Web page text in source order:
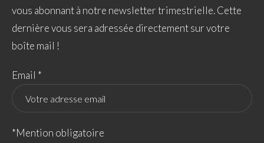
vous abonnant à notre newsletter trimestrielle. Cette
dernière vous sera adressée directement sur votre
boîte mail !
Email *
*Mention obligatoire